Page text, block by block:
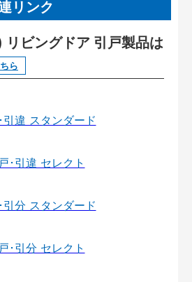
リンク
ビングドア 引戸製品は
ら
引違 スタンダード
･引違 セレクト
引分 スタンダード
･引分 セレクト